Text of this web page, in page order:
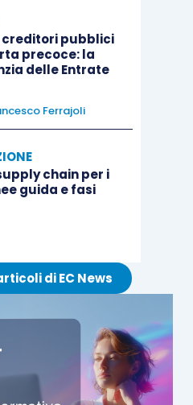
creditori pubblici
precoce: la
delle Entrate
Ferrajoli
chain per i
guida e fasi
di EC News